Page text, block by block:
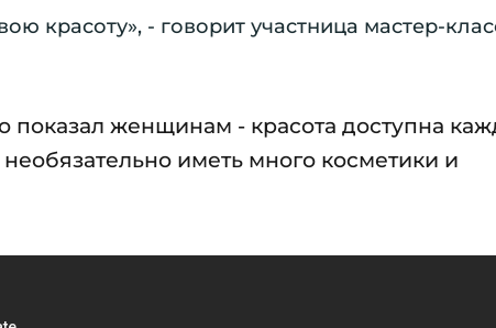
красоту», - говорит участница мастер-
показал женщинам - красота доступна
иметь много косметики и